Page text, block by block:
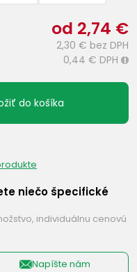
od 2,74 €
2,30 € bez DPH
0,44 € DPH i
do košíka
niečo špecifické
individuálnu cenovú
Napíšte nám